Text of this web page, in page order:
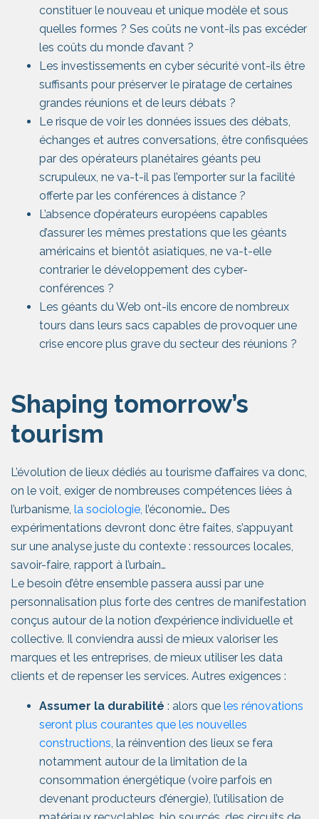
constituer le nouveau et unique modèle et sous
quelles formes ? Ses coûts ne vont-ils pas excéder
les coûts du monde d’avant ?
Les investissements en cyber sécurité vont-ils être
suffisants pour préserver le piratage de certaines
grandes réunions et de leurs débats ?
Le risque de voir les données issues des débats,
échanges et autres conversations, être confisquées
par des opérateurs planétaires géants peu
scrupuleux, ne va-t-il pas l’emporter sur la facilité
offerte par les conférences à distance ?
L’absence d’opérateurs européens capables
d’assurer les mêmes prestations que les géants
américains et bientôt asiatiques, ne va-t-elle
contrarier le développement des cyber-
conférences ?
Les géants du Web ont-ils encore de nombreux
tours dans leurs sacs capables de provoquer une
crise encore plus grave du secteur des réunions ?
Shaping tomorrow’s
tourism
L’évolution de lieux dédiés au tourisme d’affaires va donc,
on le voit, exiger de nombreuses compétences liées à
l’urbanisme, la sociologie, l’économie… Des
expérimentations devront donc être faites, s’appuyant
sur une analyse juste du contexte : ressources locales,
savoir-faire, rapport à l’urbain…
Le besoin d’être ensemble passera aussi par une
personnalisation plus forte des centres de manifestation
conçus autour de la notion d’expérience individuelle et
collective. Il conviendra aussi de mieux valoriser les
marques et les entreprises, de mieux utiliser les data
clients et de repenser les services. Autres exigences :
Assumer la durabilité : alors que les rénovations
seront plus courantes que les nouvelles
constructions, la réinvention des lieux se fera
notamment autour de la limitation de la
consommation énergétique (voire parfois en
devenant producteurs d’énergie), l’utilisation de